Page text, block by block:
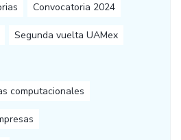
Convocatoria 2024
Segunda vuelta UAMex
computacionales